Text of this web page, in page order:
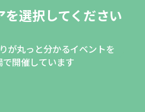
を選択してください
が丸っと分かるイベントを
開催しています